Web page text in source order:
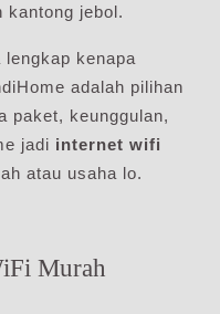
kantong jebol.
kenapa
adalah pilihan
paket, keunggulan,
jadi internet wifi
atau usaha lo.
Murah